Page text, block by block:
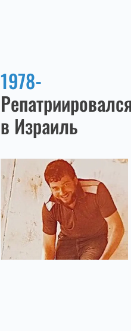
1978-
в Израиль